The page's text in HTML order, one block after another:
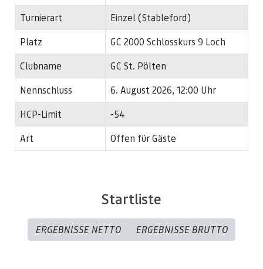
Turnierart
Einzel (Stableford)
Platz
GC 2000 Schlosskurs 9 Loch
Clubname
GC St. Pölten
Nennschluss
6. August 2026, 12:00 Uhr
HCP-Limit
-54
Art
Offen für Gäste
Startliste
ERGEBNISSE NETTO ERGEBNISSE BRUTTO